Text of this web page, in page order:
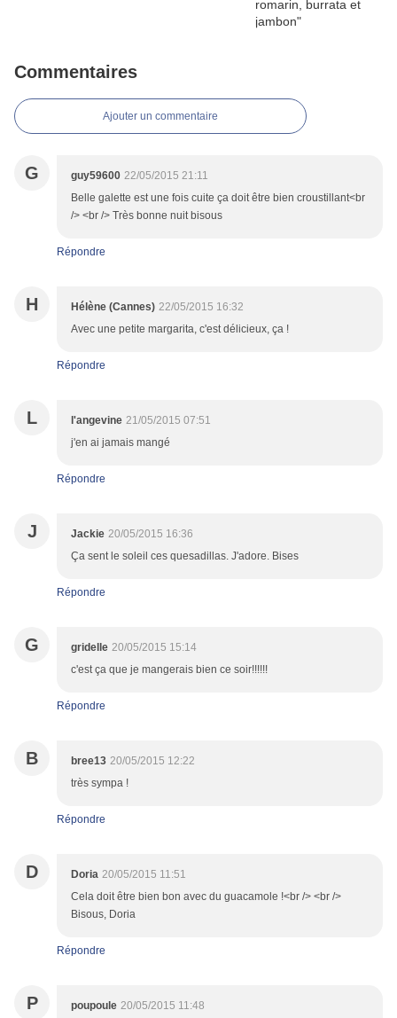
Commentaires
Ajouter un commentaire
G guy59600 22/05/2015 21:11
Belle galette est une fois cuite ça doit être bien croustillant<br
/> <br /> Très bonne nuit bisous
Répondre
H Hélène (Cannes) 22/05/2015 16:32
Avec une petite margarita, c'est délicieux, ça !
Répondre
L l'angevine 21/05/2015 07:51
j'en ai jamais mangé
Répondre
J Jackie 20/05/2015 16:36
Ça sent le soleil ces quesadillas. J'adore. Bises
Répondre
G gridelle 20/05/2015 15:14
c'est ça que je mangerais bien ce soir!!!!!!
Répondre
B bree13 20/05/2015 12:22
très sympa !
Répondre
D Doria 20/05/2015 11:51
Cela doit être bien bon avec du guacamole !<br /> <br />
Bisous, Doria
Répondre
P poupoule 20/05/2015 11:48